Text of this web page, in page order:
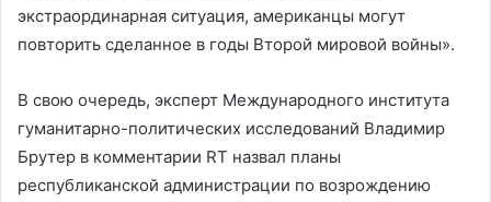
экстраординарная ситуация, американцы могут
повторить сделанное в годы Второй мировой войны».
В свою очередь, эксперт Международного института
гуманитарно-политических исследований Владимир
Брутер в комментарии RT назвал планы
республиканской администрации по возрождению